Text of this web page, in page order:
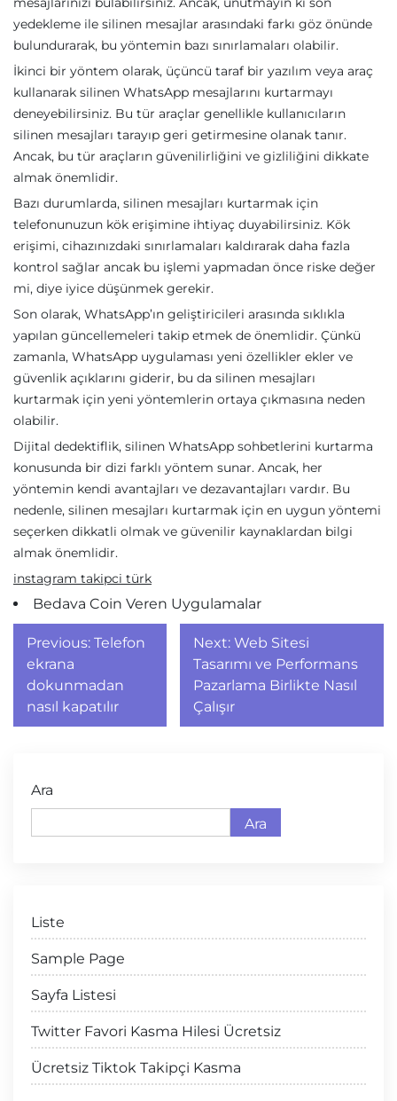
yedekleme ile silinen mesajlar arasındaki farkı göz önünde
bulundurarak, bu yöntemin bazı sınırlamaları olabilir.
İkinci bir yöntem olarak, üçüncü taraf bir yazılım veya araç
kullanarak silinen WhatsApp mesajlarını kurtarmayı
deneyebilirsiniz. Bu tür araçlar genellikle kullanıcıların
silinen mesajları tarayıp geri getirmesine olanak tanır.
Ancak, bu tür araçların güvenilirliğini ve gizliliğini dikkate
almak önemlidir.
Bazı durumlarda, silinen mesajları kurtarmak için
telefonunuzun kök erişimine ihtiyaç duyabilirsiniz. Kök
erişimi, cihazınızdaki sınırlamaları kaldırarak daha fazla
kontrol sağlar ancak bu işlemi yapmadan önce riske değer
mi, diye iyice düşünmek gerekir.
Son olarak, WhatsApp’ın geliştiricileri arasında sıklıkla
yapılan güncellemeleri takip etmek de önemlidir. Çünkü
zamanla, WhatsApp uygulaması yeni özellikler ekler ve
güvenlik açıklarını giderir, bu da silinen mesajları
kurtarmak için yeni yöntemlerin ortaya çıkmasına neden
olabilir.
Dijital dedektiflik, silinen WhatsApp sohbetlerini kurtarma
konusunda bir dizi farklı yöntem sunar. Ancak, her
yöntemin kendi avantajları ve dezavantajları vardır. Bu
nedenle, silinen mesajları kurtarmak için en uygun yöntemi
seçerken dikkatli olmak ve güvenilir kaynaklardan bilgi
almak önemlidir.
instagram takipci türk
Bedava Coin Veren Uygulamalar
Yazı
gezinmesi
Previous: Telefon
ekrana
dokunmadan
nasıl kapatılır
Next: Web Sitesi
Tasarımı ve Performans
Pazarlama Birlikte Nasıl
Çalışır
Ara
Ara
Liste
Sample Page
Sayfa Listesi
Twitter Favori Kasma Hilesi Ücretsiz
Ücretsiz Tiktok Takipçi Kasma